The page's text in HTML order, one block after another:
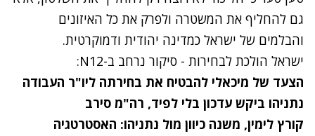
גם להחליף את המשטרה ולפרק את כל האיזונים
והבלמים של ישראל כמדינה יהודית ודמוקרטית.
ישראל הולכת לבחירות - סיקור נרחב ב-N12:
הצעד של מיכאלי להבטיח את בחירתה ליו"ר העבודה
נתניהו ביקש עדכון בלי לפיד, רה"מ סירב
קורץ לימין, משנה כיוון מול נתניהו: האסטרטגיה